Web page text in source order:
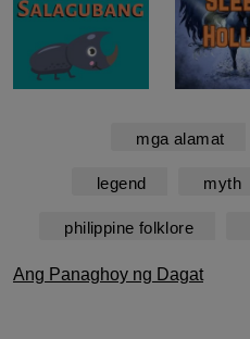
mga alamat
legend myth
philippine folklore
Post
Ang Panaghoy ng Dagat